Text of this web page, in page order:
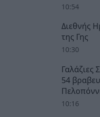
10:54
Διεθνής
της Γης
10:30
Γαλάζιες
54
10:16